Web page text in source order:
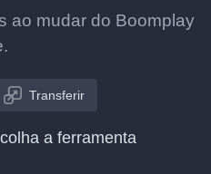
ao mudar do Boomplay
Transferir
a ferramenta